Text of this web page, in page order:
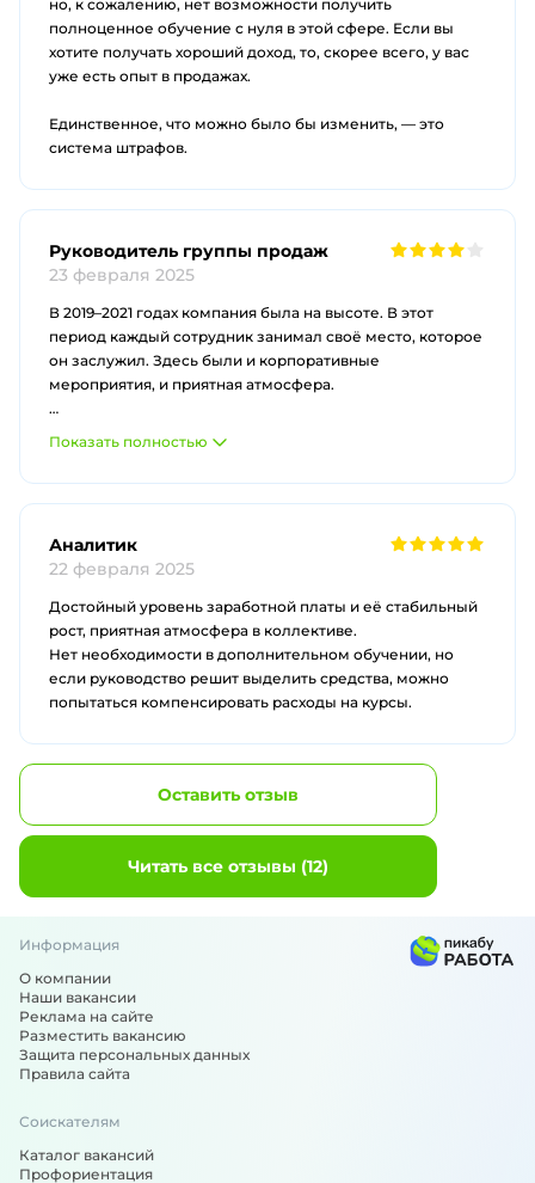
но, к сожалению, нет возможности получить
полноценное обучение с нуля в этой сфере. Если вы
хотите получать хороший доход, то, скорее всего, у вас
уже есть опыт в продажах.
Единственное, что можно было бы изменить, — это
система штрафов.
Руководитель группы продаж
23 февраля 2025
В 2019–2021 годах компания была на высоте. В этот
период каждый сотрудник занимал своё место, которое
он заслужил. Здесь были и корпоративные
мероприятия, и приятная атмосфера.
Однако появились руководители, которые окружили
Они хотели подчеркнуть свою значимость и контроль
над командой. Такие руководители не умеют правильно
сотрудников. Они предпочитают выбирать
безрезультатных новичков, которые заглядывают им в
рот, вместо опытных профессионалов, которые вложили
душу в компанию, показывали отличные результаты и
имеют своё мнение. Это недальновидно и
неэффективно для долгосрочного успеха компании.
Показать полностью
Аналитик
22 февраля 2025
Достойный уровень заработной платы и её стабильный
рост, приятная атмосфера в коллективе.
Нет необходимости в дополнительном обучении, но
если руководство решит выделить средства, можно
попытаться компенсировать расходы на курсы.
Оставить отзыв
Читать все отзывы (12)
Информация
О компании
Наши вакансии
Реклама на сайте
Разместить вакансию
Защита персональных данных
Правила сайта
Соискателям
Каталог вакансий
Профориентация